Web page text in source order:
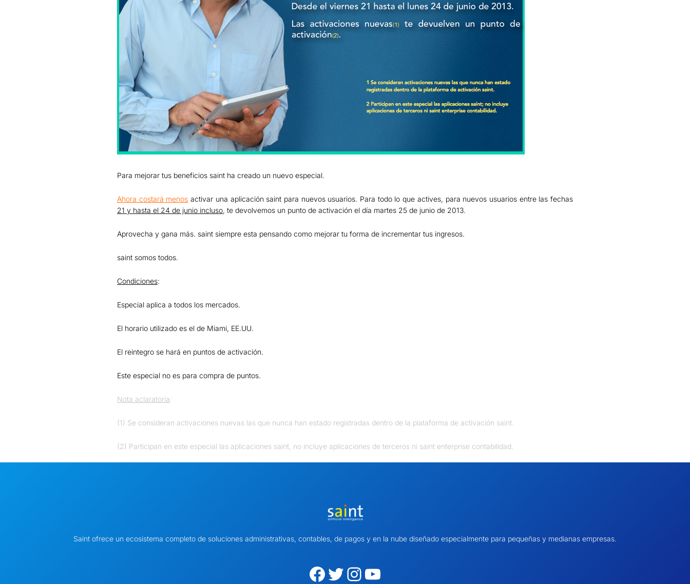
Para mejorar tus beneficios saint ha creado un nuevo especial.
Ahora costará menos activar una aplicación saint para nuevos usuarios. Para todo lo que actives, para nuevos usuarios entre las fechas
21 y hasta el 24 de junio incluso, te devolvemos un punto de activación el día martes 25 de junio de 2013.
Aprovecha y gana más. saint siempre esta pensando como mejorar tu forma de incrementar tus ingresos.
saint somos todos.
Condiciones:
Especial aplica a todos los mercados.
El horario utilizado es el de Miami, EE.UU.
El reintegro se hará en puntos de activación.
Este especial no es para compra de puntos.
Nota aclaratoria:
(1) Se consideran activaciones nuevas las que nunca han estado registradas dentro de la plataforma de activación saint.
(2) Participan en este especial las aplicaciones saint, no incluye aplicaciones de terceros ni saint enterprise contabilidad.
Saint ofrece un ecosistema completo de soluciones administrativas, contables, de pagos y en la nube diseñado especialmente para pequeñas y medianas empresas.
Facebook Twitter Instagram YouTube